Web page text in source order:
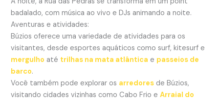
badalado, com música ao vivo e DJs animando a noite.
Aventuras e atividades:
Búzios oferece uma variedade de atividades para os
visitantes, desde esportes aquáticos como surf, kitesurf e
mergulho até trilhas na mata atlântica e passeios de
barco.
Você também pode explorar os arredores de Búzios,
visitando cidades vizinhas como Cabo Frio eArraial do